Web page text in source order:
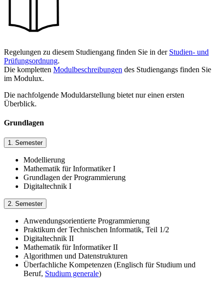
Regelungen zu diesem Studiengang finden Sie in der Studien- und
Prüfungsordnung.
Die kompletten Modulbeschreibungen des Studiengangs finden Sie
im Modulux.
Die nachfolgende Moduldarstellung bietet nur einen ersten
Überblick.
Grundlagen
1. Semester
Modellierung
Mathematik für Informatiker I
Grundlagen der Programmierung
Digitaltechnik I
2. Semester
Anwendungsorientierte Programmierung
Praktikum der Technischen Informatik, Teil 1/2
Digitaltechnik II
Mathematik für Informatiker II
Algorithmen und Datenstrukturen
Überfachliche Kompetenzen (Englisch für Studium und
Beruf, Studium generale)